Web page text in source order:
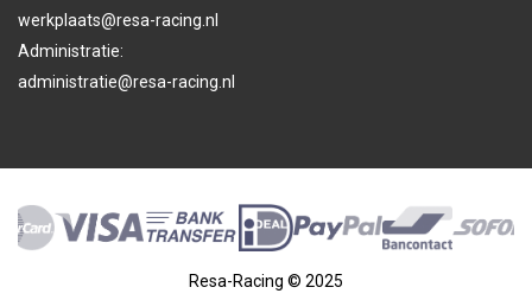
werkplaats@resa-racing.nl
Administratie:
administratie@resa-racing.nl
Resa-Racing © 2025